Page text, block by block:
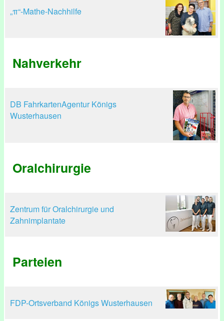
„π“-Mathe-Nachhilfe
Nahverkehr
DB FahrkartenAgentur Königs
Wusterhausen
Oralchirurgie
Zentrum für Oralchirurgie und
Zahnimplantate
Parteien
FDP-Ortsverband Königs Wusterhausen